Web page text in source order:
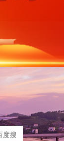
度搜